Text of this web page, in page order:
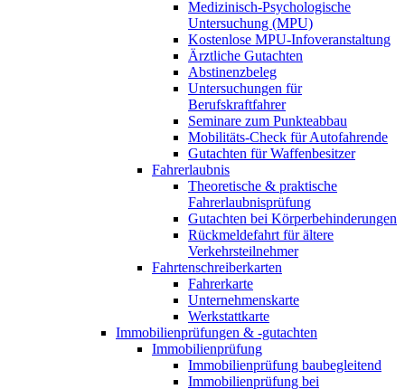
Medizinisch-Psychologische
Untersuchung (MPU)
Kostenlose MPU-Infoveranstaltung
Ärztliche Gutachten
Abstinenzbeleg
Untersuchungen für
Berufskraftfahrer
Seminare zum Punkteabbau
Mobilitäts-Check für Autofahrende
Gutachten für Waffenbesitzer
Fahrerlaubnis
Theoretische & praktische
Fahrerlaubnisprüfung
Gutachten bei Körperbehinderungen
Rückmeldefahrt für ältere
Verkehrsteilnehmer
Fahrtenschreiberkarten
Fahrerkarte
Unternehmenskarte
Werkstattkarte
Immobilienprüfungen & -gutachten
Immobilienprüfung
Immobilienprüfung baubegleitend
Immobilienprüfung bei